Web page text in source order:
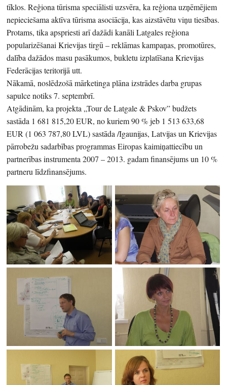
tīklos. Reģiona tūrisma speciālisti uzsvēra, ka reģiona uzņēmējiem
nepieciešama aktīva tūrisma asociācija, kas aizstāvētu viņu tiesības.
Protams, tika apspriesti arī dažādi kanāli Latgales reģiona
popularizēšanai Krievijas tirgū – reklāmas kampaņas, promotūres,
dalība dažādos masu pasākumos, bukletu izplatīšana Krievijas
Federācijas teritorijā utt.
Nākamā, noslēdzošā mārketinga plāna izstrādes darba grupas
sapulce notiks 7. septembrī.
Atgādinām, ka projekta „Tour de Latgale & Pskov” budžets
sastāda 1 681 815,20 EUR, no kuriem 90 % jeb 1 513 633,68
EUR (1 063 787,80 LVL) sastāda /Igaunijas, Latvijas un Krievijas
pārrobežu sadarbības programmas Eiropas kaimiņattiecību un
partnerības instrumenta 2007 – 2013. gadam finansējums un 10 %
partneru līdzfinansējums.